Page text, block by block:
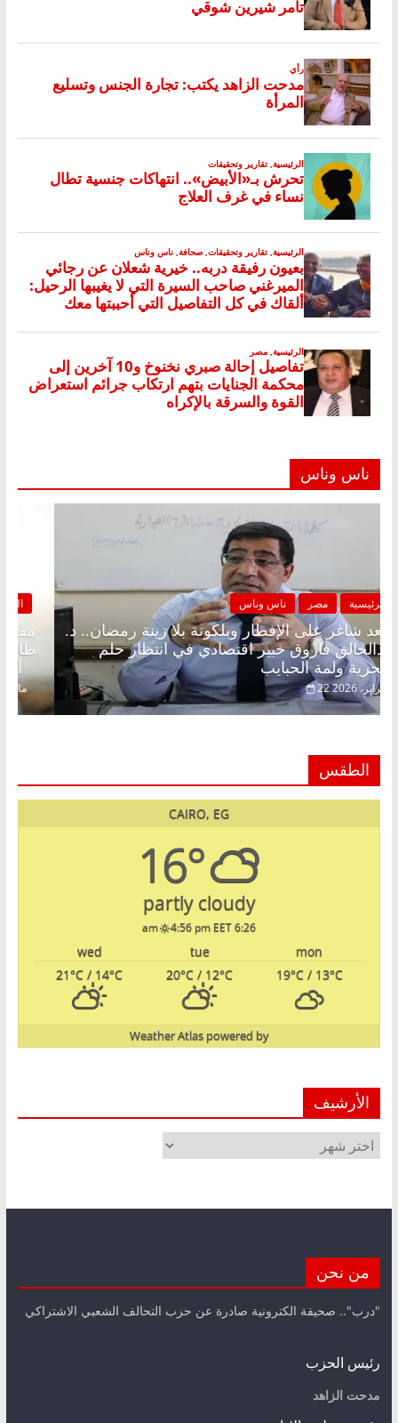
ناس وناس
الرئيسية مصر ناس وناس
مقعد شاغر على الإفطار وبلكونة بلا زينة رمضان.. د.
عبدالخالق فاروق خبير اقتصادي في انتظار حلم
الحرية ولمة الحبايب
22 فبراير، 2026
الطقس
CAIRO, EG
16°
partly cloudy
6:26 am
4:56 pm EET
mon
tue
wed
19°C/ 13°C
20°C / 12°C
21°C / 14°C
powered by
Weather Atlas
الأرشيف
الأرشيف
من نحن
"درب".. صحيفة الكترونية صادرة عن حزب التحالف الشعبي الاشتراكي
رئيس الحزب
مدحت الزاهد